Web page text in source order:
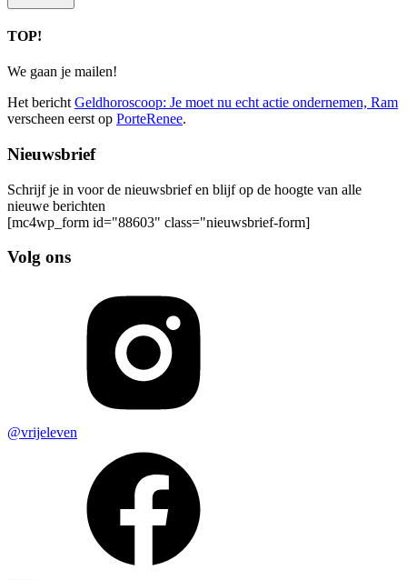
TOP!
We gaan je mailen!
Het bericht Geldhoroscoop: Je moet nu echt actie ondernemen, Ram
verscheen eerst op PorteRenee.
Nieuwsbrief
Schrijf je in voor de nieuwsbrief en blijf op de hoogte van alle
nieuwe berichten
[mc4wp_form id="88603" class="nieuwsbrief-form]
Volg ons
@vrijeleven